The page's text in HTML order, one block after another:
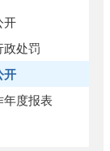
开
政处罚
开
年度报表